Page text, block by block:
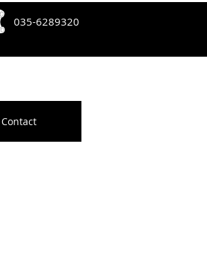
Contact
035-6289320